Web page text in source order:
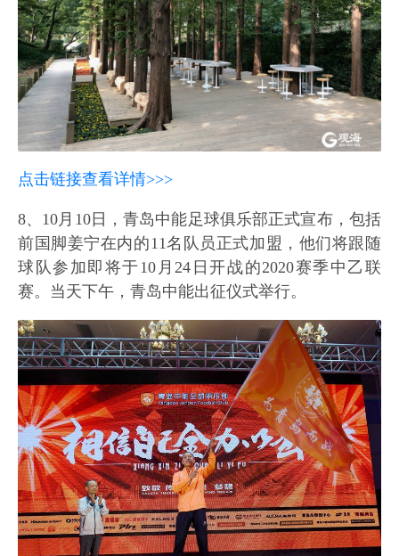
点击链接查看详情>>>
8、10月10日，青岛中能足球俱乐部正式宣布，包括
前国脚姜宁在内的11名队员正式加盟，他们将跟随
球队参加即将于10月24日开战的2020赛季中乙联
赛。当天下午，青岛中能出征仪式举行。